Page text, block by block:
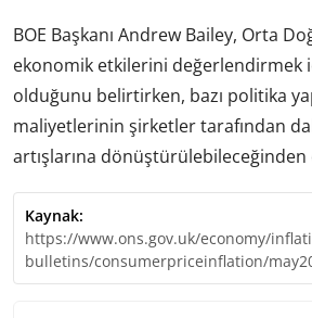
BOE Başkanı Andrew Bailey, Orta
ekonomik etkilerini değerlendirmek
olduğunu belirtirken, bazı politika
maliyetlerinin şirketler tarafından
artışlarına
Kaynak:
https://www.ons.gov.uk/economy/
bulletins/consumerpriceinflation/